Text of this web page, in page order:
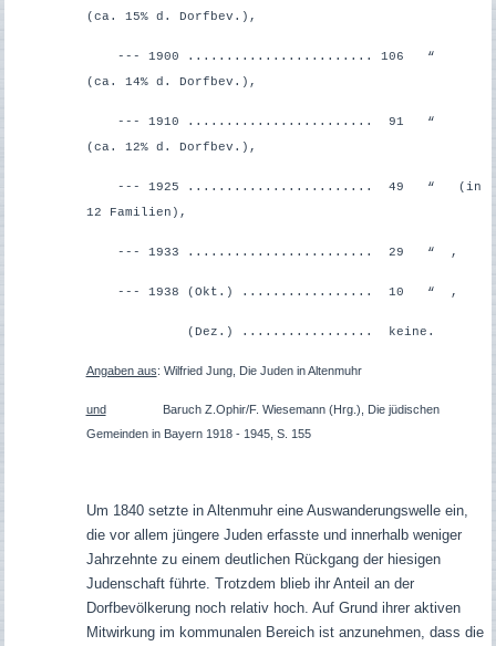
(ca. 15% d. Dorfbev.),
--- 1900 ........................ 106 “
(ca. 14% d. Dorfbev.),
--- 1910 ........................ 91 “
(ca. 12% d. Dorfbev.),
--- 1925 ........................ 49 “ (in
12 Familien),
--- 1933 ........................ 29 “ ,
--- 1938 (Okt.) ................. 10 “ ,
(Dez.) ................. keine.
Angaben aus: Wilfried Jung, Die Juden in Altenmuhr
undBaruch Z.Ophir/F. Wiesemann (Hrg.), Die jüdischen
Gemeinden in Bayern 1918 - 1945, S. 155
Um 1840 setzte in Altenmuhr eine Auswanderungswelle ein,
die vor allem jüngere Juden erfasste und innerhalb weniger
Jahrzehnte zu einem deutlichen Rückgang der hiesigen
Judenschaft führte. Trotzdem blieb ihr Anteil an der
Dorfbevölkerung noch relativ hoch. Auf Grund ihrer aktiven
Mitwirkung im kommunalen Bereich ist anzunehmen, dass die